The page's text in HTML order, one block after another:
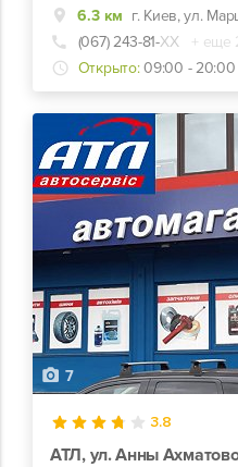
6.3 км г. Киев, ул.
(067) 243-81-ХХ
+ еще
Открыто: 09:00 - 20:00
7
3.8
АТЛ, ул. Анны